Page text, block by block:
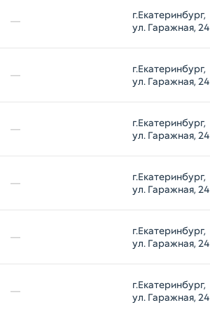
—
г.Екатеринбург,
ул. Гаражная, 24
—
г.Екатеринбург,
ул. Гаражная, 24
—
г.Екатеринбург,
ул. Гаражная, 24
—
г.Екатеринбург,
ул. Гаражная, 24
—
г.Екатеринбург,
ул. Гаражная, 24
—
г.Екатеринбург,
ул. Гаражная, 24